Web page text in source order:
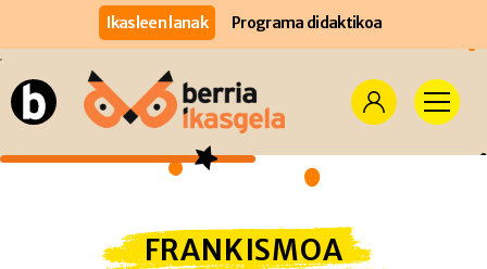
Ikasleen lanak Programa didaktikoa
FRANKISMOA